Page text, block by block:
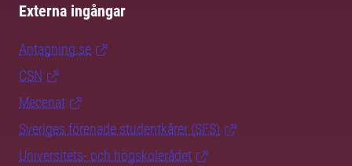
Externa ingångar
Antagning.se
CSN
Mecenat
Sveriges förenade studentkårer (SFS)
Universitets- och högskolerådet